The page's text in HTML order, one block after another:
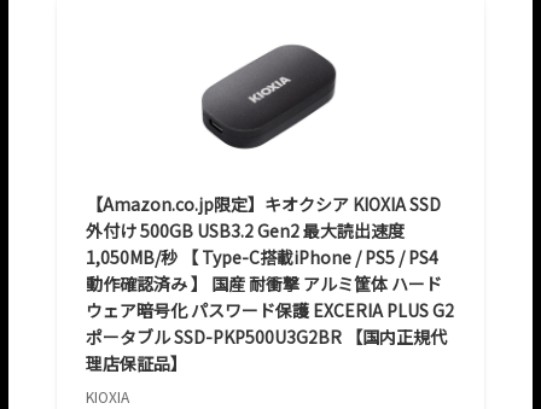
【Amazon.co.jp限定】キオクシア KIOXIA SSD
外付け 500GB USB3.2 Gen2 最大読出速度
1,050MB/秒 【 Type-C搭載iPhone / PS5 / PS4
動作確認済み 】 国産 耐衝撃 アルミ筐体 ハード
ウェア暗号化 パスワード保護 EXCERIA PLUS G2
ポータブル SSD-PKP500U3G2BR 【国内正規代
理店保証品】
KIOXIA